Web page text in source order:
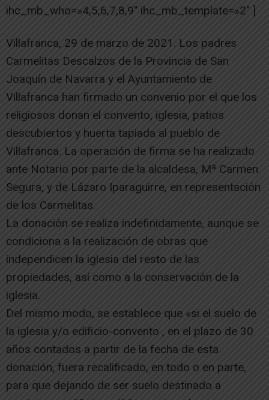
ihc_mb_who=»4,5,6,7,8,9″ ihc_mb_template=»2″ ]
Villafranca, 29 de marzo de 2021. Los padres
Carmelitas Descalzos de la Provincia de San
Joaquín de Navarra y el Ayuntamiento de
Villafranca han firmado un convenio por el que los
religiosos donan el convento, iglesia, patios
descubiertos y huerta tapiada al pueblo de
Villafranca. La operación de firma se ha realizado
ante Notario por parte de la alcaldesa, Mª Carmen
Segura, y de Lázaro Iparaguirre, en representación
de los Carmelitas.
La donación se realiza indefinidamente, aunque se
condiciona a la realización de obras que
independicen la iglesia del resto de las
propiedades, así como a la conservación de la
iglesia.
Del mismo modo, se establece que «si el suelo de
la iglesia y/o edificio-convento , en el plazo de 30
años contados a partir de la fecha de esta
donación, fuera recalificado, en todo o en parte,
para que dejando de ser suelo destinado a